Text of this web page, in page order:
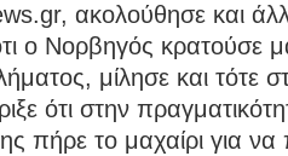
ακολούθησε και
ο Νορβηγός κρατούσε
μίλησε και τότε
ότι στην
πήρε το μαχαίρι για να